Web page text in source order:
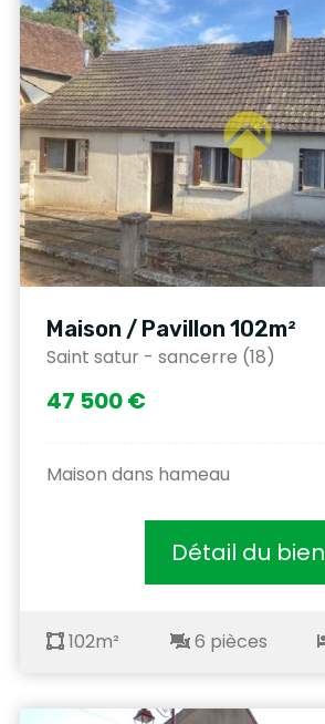
Maison / Pavillon 102m²
Saint satur - sancerre (18)
47 500 €
Maison dans hameau
Détail du bien
102m² 6 pièces